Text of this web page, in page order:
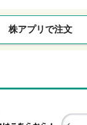
株アプリで注文